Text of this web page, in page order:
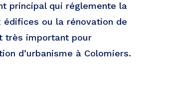
principal qui réglemente la
édifices ou la rénovation de
très important pour
d’urbanisme à Colomiers.